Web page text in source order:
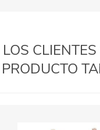
LOS
PRODUCTO